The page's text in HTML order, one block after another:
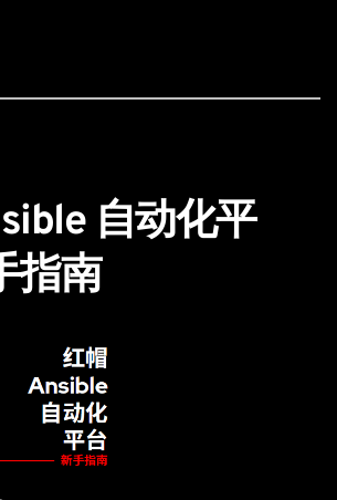
自动化平
指南